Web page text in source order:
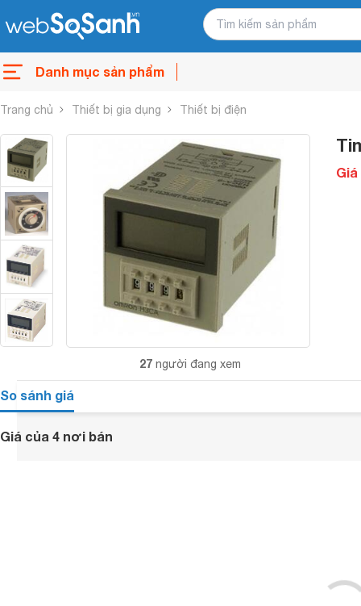
Danh mục sản phẩm
Trang chủ Thiết bị gia dụng Thiết bị điện
27 người đang xem
So sánh giá
Giá của 4 nơi bán